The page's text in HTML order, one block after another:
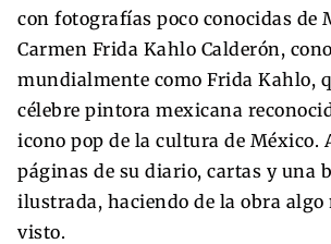
con fotografías poco conocidas de
Carmen Frida Kahlo Calderón,​
mundialmente como Frida Kahlo,
célebre pintora mexicana
icono pop de la cultura de México.
páginas de su diario, cartas y una
ilustrada, haciendo de la obra algo
visto.